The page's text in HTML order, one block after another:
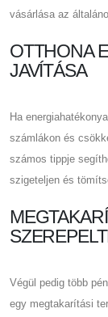
vásárlása az
OTTHONA
JAVÍTÁSA
Ha
számlákon és
számos tippje
szigeteljen és
Végül pedig több
egy megtakarítási